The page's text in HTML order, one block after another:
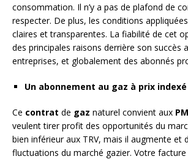
consommation. Il n’y a pas de plafond de
respecter. De plus, les conditions
claires et transparentes. La fiabilité de cet
des principales raisons derrière son succès
entreprises, et globalement des abonnés
Un abonnement au gaz à prix indexé
Ce contrat de gaz naturel convient aux
veulent tirer profit des opportunités du
bien inférieur aux TRV, mais il augmente et
fluctuations du marché gazier. Votre